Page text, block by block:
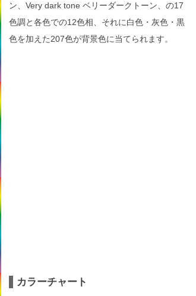
ン、Very dark tone ベリーダークトーン、の17
色調と各色での12色相、それに白色・灰色・黒
色を加えた207色が背景色に当てられます。
カラーチャート